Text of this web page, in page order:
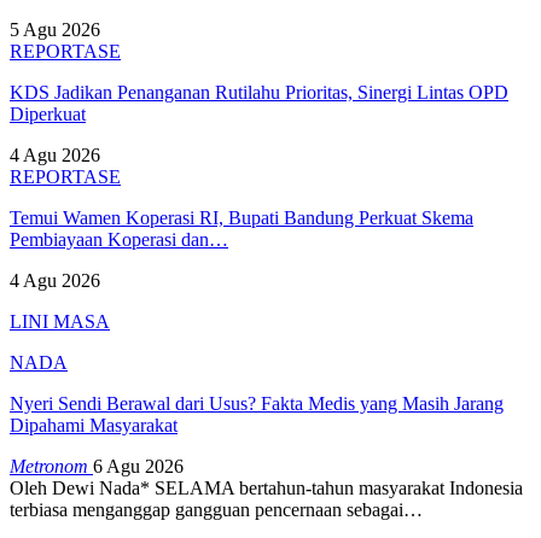
5 Agu 2026
REPORTASE
KDS Jadikan Penanganan Rutilahu Prioritas, Sinergi Lintas OPD
Diperkuat
4 Agu 2026
REPORTASE
Temui Wamen Koperasi RI, Bupati Bandung Perkuat Skema
Pembiayaan Koperasi dan…
4 Agu 2026
LINI MASA
NADA
Nyeri Sendi Berawal dari Usus? Fakta Medis yang Masih Jarang
Dipahami Masyarakat
Metronom 6 Agu 2026
Oleh Dewi Nada* SELAMA bertahun-tahun masyarakat Indonesia
terbiasa menganggap gangguan pencernaan sebagai…